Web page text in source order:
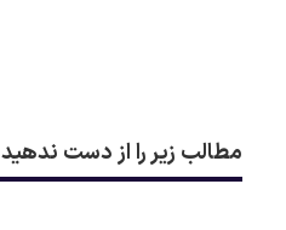
مطالب زیر را از دست ندهید